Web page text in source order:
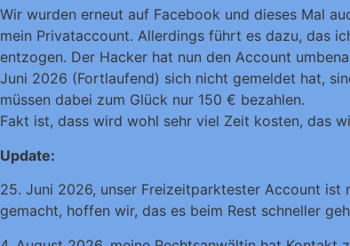
Wir wurden erneut auf Facebook und dieses Mal
mein Privataccount. Allerdings führt es dazu, das
entzogen. Der Hacker hat nun den Account
Juni 2026 (Fortlaufend) sich nicht gemeldet hat,
müssen dabei zum Glück nur 150 € bezahlen.
Fakt ist, dass wird wohl sehr viel Zeit kosten, das
Update:
25. Juni 2026, unser Freizeitparktester Account ist
gemacht, hoffen wir, das es beim Rest schneller